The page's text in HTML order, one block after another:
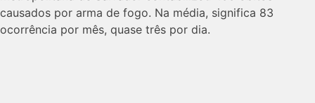
causados por arma de fogo. Na média, significa 83
ocorrência por mês, quase três por dia.